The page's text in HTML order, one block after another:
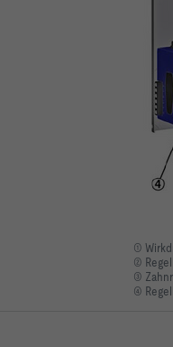
①
②
③
④